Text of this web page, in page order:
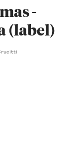
-
(label)